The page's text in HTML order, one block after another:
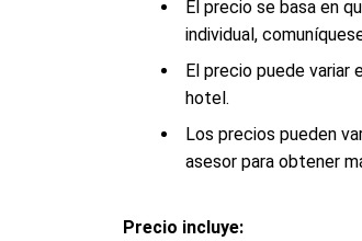
El precio se basa en
individual,
El precio puede variar
hotel.
Los precios pueden
asesor para obtener
Precio incluye: